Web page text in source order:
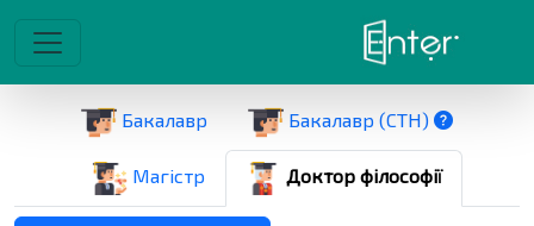
Бакалавр Бакалавр (СТН)
Магістр Доктор філософії